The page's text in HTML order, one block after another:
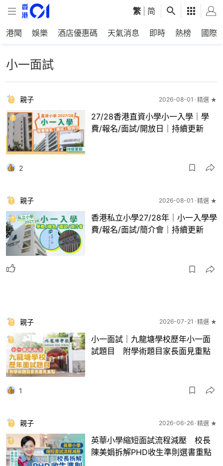
繁 简
港聞 娛樂 酒店優惠碼 天氣消息 即時 熱榜 國際
小一面試
親子 2026-08-01 精選 ★
27/28香港直資小學小一入學｜學
費/報名/面試/開放日｜持續更新
2
親子 2026-08-01 精選 ★
香港私立小學27/28年｜小一入學學
費/報名/面試/簡介會｜持續更新
親子 2026-07-21 精選 ★
小一面試｜九龍塘學校歷年小一面
試題目 附學術題目家長面見重點
1
親子 2026-06-26 精選 ★
英華小學縮短面試流程減壓 校長
陳美娟拆解PHD收生準則選書重點